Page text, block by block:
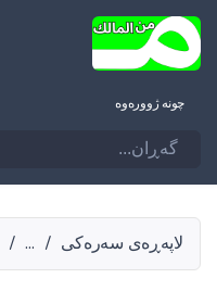
چونه‌ ژووره‌وه‌
لاپەڕەی سەرەکی /
...
/